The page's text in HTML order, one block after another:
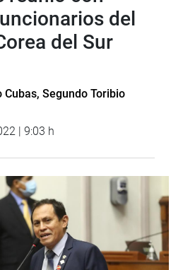
del
del Sur
Cubas, Segundo Toribio
| 9:03 h